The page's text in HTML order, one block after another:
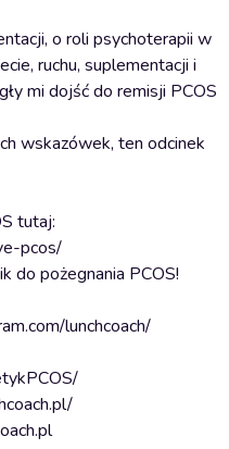
o roli psychoterapii w
ruchu, suplementacji i
mi dojść do remisji PCOS
wskazówek, ten odcinek
tutaj:
pcos/⁠⁠
do pożegnania PCOS!
lunchcoach/⁠⁠⁠⁠⁠⁠⁠⁠⁠⁠⁠⁠⁠⁠⁠⁠⁠⁠⁠⁠